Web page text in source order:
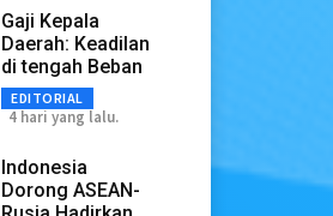
Gaji Kepala
Daerah: Keadilan
di tengah Beban
EDITORIAL
4 hari yang lalu.
Indonesia
Dorong ASEAN-